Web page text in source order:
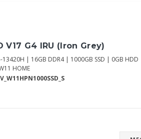
V17 G4 IRU (Iron Grey)
13420H | 16GB DDR4 | 1000GB SSD | 0GB
HOME